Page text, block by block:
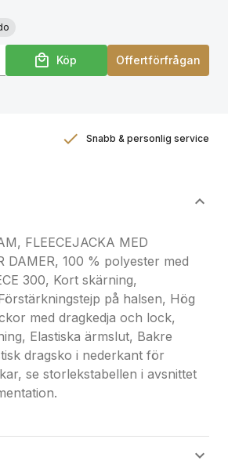
Köp Offertförfrågan
Snabb & personlig service
FLEECEJACKA MED
DAMER, 100 % polyester med
300, Kort skärning,
på halsen, Hög
med dragkedja och lock,
Elastiska ärmslut, Bakre
dragsko i nederkant för
se storlekstabellen i avsnittet